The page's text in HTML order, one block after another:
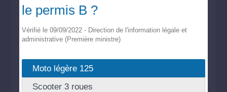
le permis B ?
Vérifié le 09/09/2022 - Direction de l'information légale et
administrative (Première ministre)
Moto légère 125
Scooter 3 roues